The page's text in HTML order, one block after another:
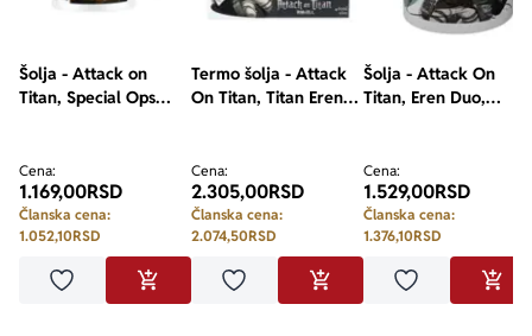
Šolja - Attack on
Titan, Special Ops
Cena:
1.169,00RSD
Članska cena:
1.052,10RSD
Dodaj u omiljeneDODAJ U KORPU
Termo šolja - Attack
On Titan, Titan Eren
Cena:
2.305,00RSD
Članska cena:
2.074,50RSD
Dodaj u omiljeneDODAJ U KORPU
Šolja - Attack On
Titan, Eren Duo,
Cena:
1.529,00RSD
Članska cena:
1.376,10RSD
Dodaj u